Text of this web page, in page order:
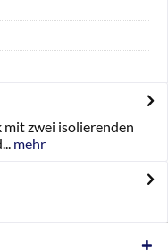
zwei isolierenden
mehr